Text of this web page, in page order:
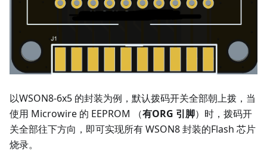
以WSON8-6x5 的封装为例，默认拨码开关全部朝上拨，当
使用 Microwire 的 EEPROM （有ORG 引脚）时，拨码开
关全部往下方向，即可实现所有 WSON8 封装的Flash 芯片
烧录。